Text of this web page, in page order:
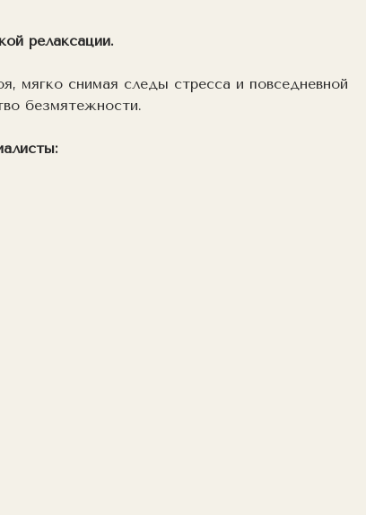
релаксации.
мягко снимая следы стресса и повседневной
безмятежности.